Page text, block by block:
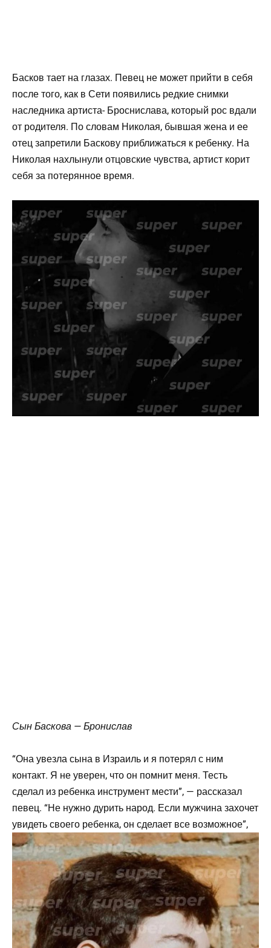
Басков тает на глазах. Певец не может прийти в себя
после того, как в Сети появились редкие снимки
наследника артиста- Броснислава, который рос вдали
от родителя. По словам Николая, бывшая жена и ее
отец запретили Баскову приближаться к ребенку. На
Николая нахлынули отцовские чувства, артист корит
себя за потерянное время.
Сын Баскова — Бронислав
“Она увезла сына в Израиль и я потерял с ним
контакт. Я не уверен, что он помнит меня. Тесть
сделал из ребенка инструмент меcти”, — рассказал
певец. “Не нужно дурить народ. Если мужчина захочет
увидеть своего ребенка, он сделает все возможное”,